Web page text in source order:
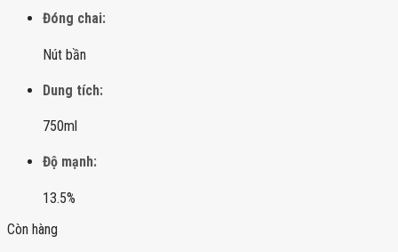
Đóng chai:
Nút bần
Dung tích:
750ml
Độ mạnh:
13.5%
Còn hàng